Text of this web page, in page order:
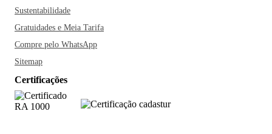
Sustentabilidade
Gratuidades e Meia Tarifa
Compre pelo WhatsApp
Sitemap
Certificações